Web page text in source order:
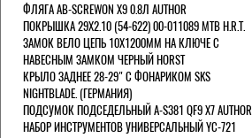
ФЛЯГА AB-SCREWON X9 0.8Л AUTHOR
ПОКРЫШКА 29X2.10 (54-622) 00-011089 MTB H.R.T.
ЗАМОК ВЕЛО ЦЕПЬ 10Х1200ММ НА КЛЮЧЕ С
НАВЕСНЫМ ЗАМКОМ ЧЕРНЫЙ HORST
КРЫЛО ЗАДНЕЕ 28-29" С ФОНАРИКОМ SKS
NIGHTBLADE. (ГЕРМАНИЯ)
ПОДСУМОК ПОДСЕДЕЛЬНЫЙ A-S381 QF9 X7 AUTHOR
НАБОР ИНСТРУМЕНТОВ УНИВЕРСАЛЬНЫЙ YC-721